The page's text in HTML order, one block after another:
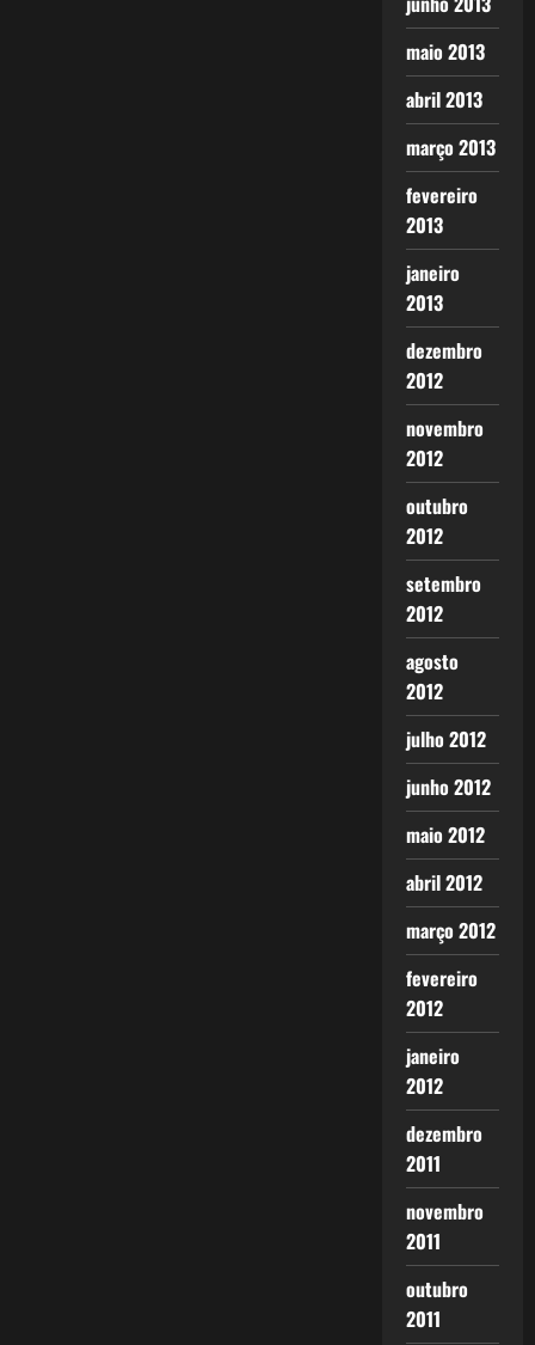
maio 2013
abril 2013
março 2013
fevereiro
2013
janeiro
2013
dezembro
2012
novembro
2012
outubro
2012
setembro
2012
agosto
2012
julho 2012
junho 2012
maio 2012
abril 2012
março 2012
fevereiro
2012
janeiro
2012
dezembro
2011
novembro
2011
outubro
2011